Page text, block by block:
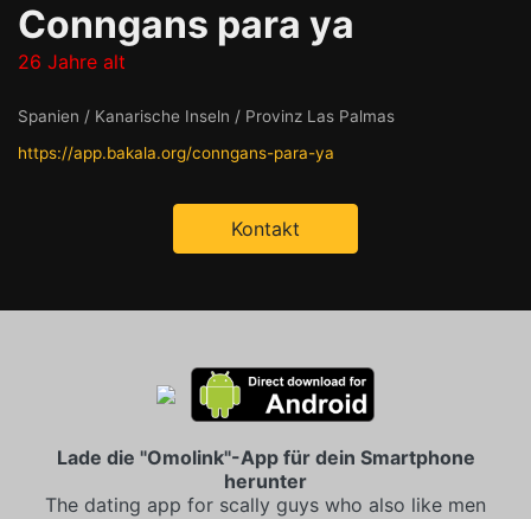
Conngans para ya
26 Jahre alt
Spanien / Kanarische Inseln / Provinz Las Palmas
https://app.bakala.org/conngans-para-ya
Kontakt
Lade die "Omolink"-App für dein Smartphone
herunter
The dating app for scally guys who also like men